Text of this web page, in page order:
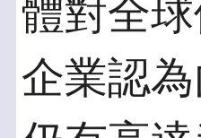
體對全
企業認